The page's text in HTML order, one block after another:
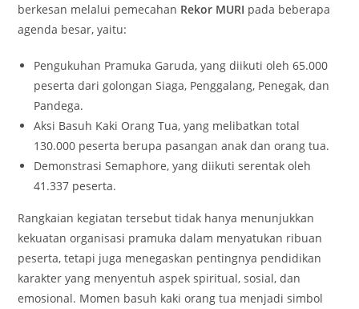
berkesan melalui pemecahan Rekor MURI pada beberapa
agenda besar, yaitu:
Pengukuhan Pramuka Garuda, yang diikuti oleh 65.000
peserta dari golongan Siaga, Penggalang, Penegak, dan
Pandega.
Aksi Basuh Kaki Orang Tua, yang melibatkan total
130.000 peserta berupa pasangan anak dan orang tua.
Demonstrasi Semaphore, yang diikuti serentak oleh
41.337 peserta.
Rangkaian kegiatan tersebut tidak hanya menunjukkan
kekuatan organisasi pramuka dalam menyatukan ribuan
peserta, tetapi juga menegaskan pentingnya pendidikan
karakter yang menyentuh aspek spiritual, sosial, dan
emosional. Momen basuh kaki orang tua menjadi simbol